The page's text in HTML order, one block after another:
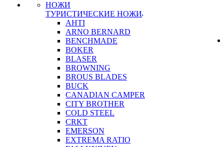
ТУРИСТИЧЕСКИЕ НОЖИ
AHTI
ARNO BERNARD
BENCHMADE
BOKER
BLASER
BROWNING
BROUS BLADES
BUCK
CANADIAN CAMPER
CITY BROTHER
COLD STEEL
CRKT
EMERSON
EXTREMA RATIO